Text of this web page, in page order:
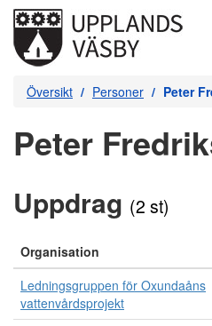
Översikt Personer Peter
Peter
Uppdrag (2 st)
Organisation
Ledningsgruppen för Oxundaåns
vattenvårdsprojekt